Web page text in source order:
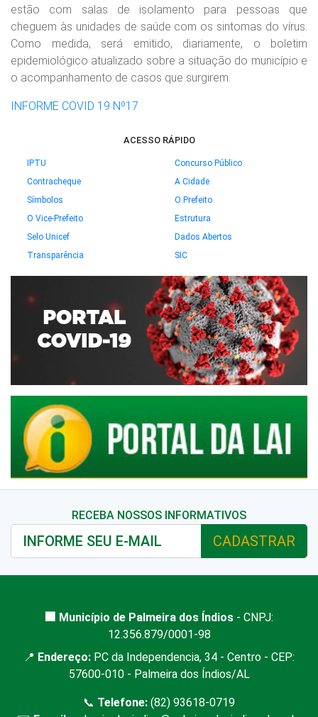
estão com salas de isolamento para pessoas que
cheguem às unidades de saúde com os sintomas do vírus.
Como medida, será emitido, diariamente, o boletim
epidemiológico atualizado sobre a situação do município e
o acompanhamento de casos que surgirem.
INFORME COVID 19 Nº17
ACESSO RÁPIDO
IPTU
Concurso Público
Contracheque
A Cidade
Símbolos
O Prefeito
O Vice-Prefeito
Estrutura
Selo Unicef
Dados Abertos
Transparência
SIC
RECEBA NOSSOS INFORMATIVOS
CADASTRAR
🏢 Município de Palmeira dos Índios - CNPJ:
12.356.879/0001-98
📍 Endereço: PC da Independencia, 34 - Centro - CEP:
57600-010 - Palmeira dos Índios/AL
📞 Telefone: (82) 93618-0719